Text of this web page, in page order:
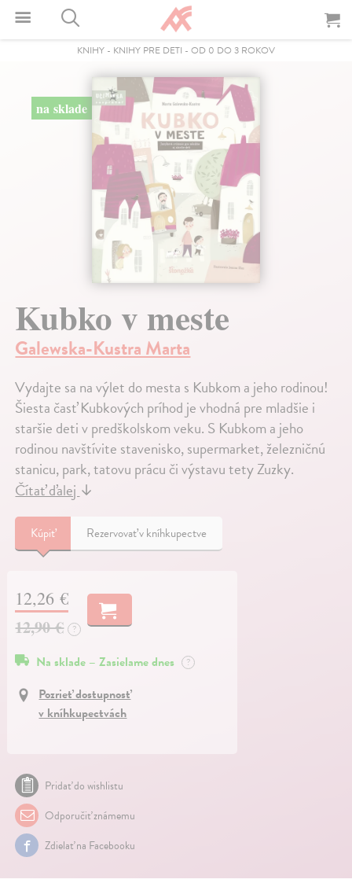
KNIHY - KNIHY PRE DETI - OD 0 DO 3 ROKOV
na sklade
Kubko v meste
Galewska-Kustra Marta
Vydajte sa na výlet do mesta s Kubkom a jeho rodinou!
Šiesta časť Kubkových príhod je vhodná pre mladšie i
staršie deti v predškolskom veku. S Kubkom a jeho
rodinou navštívite stavenisko, supermarket, železničnú
stanicu, park, tatovu prácu či výstavu tety Zuzky.
Čítať ďalej↓
Kúpiť Rezervovať v kníhkupectve
12,26 €
12,90 € ?
Na sklade – Zasielame dnes ?
Pozrieť dostupnosť
v kníhkupectvách
Pridať do wishlistu
Odporučiť známemu
Zdielať na Facebooku